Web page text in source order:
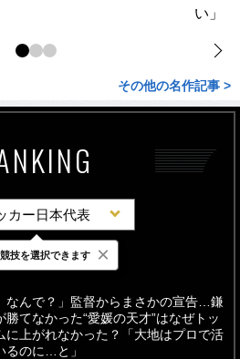
い」
その他の名作記事 >
カー日本代表
24時間 週間
なんで？」監督からまさかの宣告…鎌
勝てなかった“愛媛の天才”はなぜトッ
に上がれなかった？「大地はプロで活
るのに…と」
技を選択できます ×